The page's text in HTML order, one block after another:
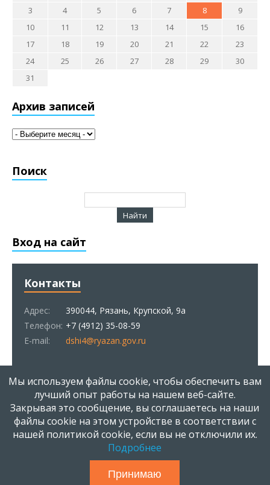
3
4 5 6 7 8
9
10
11 12 13 14 15
16
17
18 19 20 21 22
23
24
25 26 27 28 29
30
31
Архив записей
Поиск
Вход на сайт
Контакты
Адрес:
390044, Рязань, Крупской, 9а
Телефон: +7 (4912) 35-08-59
E-mail:
dshi4@ryazan.gov.ru
Онлайн всего:1
Гостей:1
Пользователей:0
МБОУ ДОД "ДШИ № 4 им. Е.Г. Попова" | 1972 - 2026 |
Используются технологии
Мы используем файлы cookie, чтобы обеспечить вам
лучший опыт работы на нашем веб-сайте.
Закрывая это сообщение, вы соглашаетесь на наши
файлы cookie на этом устройстве в соответствии с
нашей политикой cookie, если вы не отключили их.
Подробнее
Принимаю